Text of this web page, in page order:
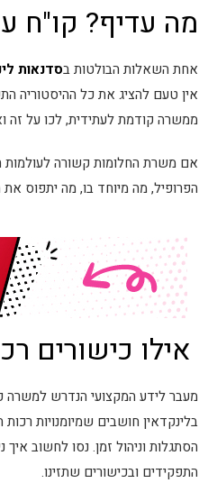
מה עדיף? קו"ח
אחת השאלות הבולטות בסדנאות
אין טעם להציג את כל ההיסטוריה
ממשרה קודמת לעתידית, לכו על זה
אם משרת החלומות קשורה לעולמות
הפרופיל, מה מיוחד בו, מה יתפוס את
אילו כישורים
בלינקדאין חושבים שמיומנויות
הסתגלות וניהול זמן. נסו לחשוב
התפקידים ובכישורים שתזינו.